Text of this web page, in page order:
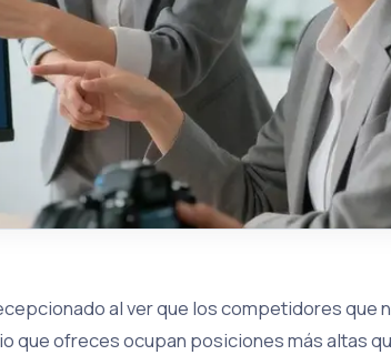
al ver que los competidores que
que ofreces ocupan posiciones más altas